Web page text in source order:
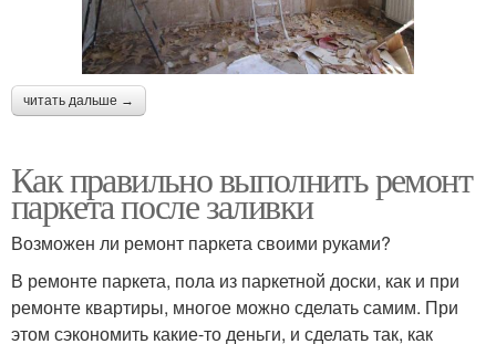
читать дальше →
Как правильно выполнить ремонт
паркета после заливки
Возможен ли ремонт паркета своими руками?
В ремонте паркета, пола из паркетной доски, как и при
ремонте квартиры, многое можно сделать самим. При
этом сэкономить какие-то деньги, и сделать так, как